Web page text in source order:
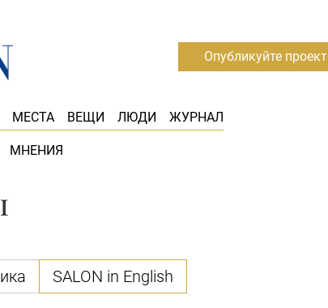
МЕСТА ВЕЩИ ЛЮДИ ЖУРНАЛ
МНЕНИЯ
Опубликуйте проект
SALON in English